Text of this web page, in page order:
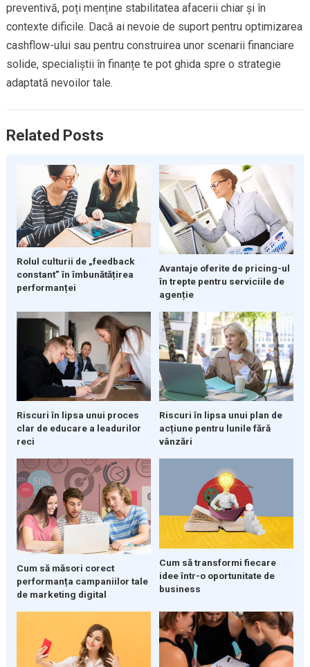
preventivă, poți menține stabilitatea afacerii chiar și în
contexte dificile. Dacă ai nevoie de suport pentru optimizarea
cashflow-ului sau pentru construirea unor scenarii financiare
solide, specialiștii în finanțe te pot ghida spre o strategie
adaptată nevoilor tale.
Related Posts
Rolul culturii de „feedback
constant” în îmbunătățirea
performanței
Avantaje oferite de pricing-ul
în trepte pentru serviciile de
agenție
Riscuri în lipsa unui proces
clar de educare a leadurilor
reci
Riscuri în lipsa unui plan de
acțiune pentru lunile fără
vânzări
Cum să măsori corect
performanța campaniilor tale
de marketing digital
Cum să transformi fiecare
idee într-o oportunitate de
business